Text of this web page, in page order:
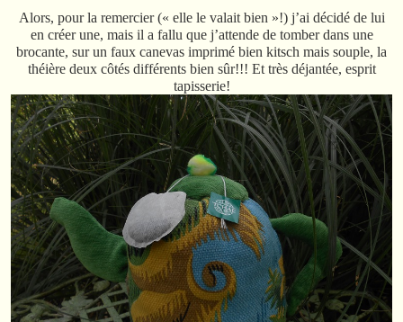
Alors, pour la remercier (« elle le valait bien »!) j’ai décidé de lui
en créer une, mais il a fallu que j’attende de tomber dans une
brocante, sur un faux canevas imprimé bien kitsch mais souple, la
théière deux côtés différents bien sûr!!! Et très déjantée, esprit
tapisserie!